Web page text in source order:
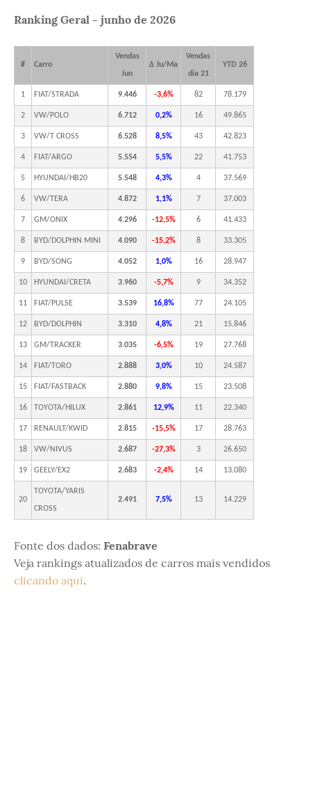
Ranking Geral - junho de 2026
# Carro
Vendas
Jun
Δ Ju/Ma
Vendas
dia 21
YTD 26
1 FIAT/STRADA 9.446 -3,6% 82 78.179
2 VW/POLO 6.712 0,2% 16 49.865
3 VW/T CROSS 6.528 8,5% 43 42.823
4 FIAT/ARGO 5.554 5,5% 22 41.753
5 HYUNDAI/HB20 5.548 4,3% 4 37.569
6 VW/TERA 4.872 1,1% 7 37.003
7 GM/ONIX 4.296 -12,5% 6 41.433
8 BYD/DOLPHIN MINI 4.090 -15,2% 8 33.305
9 BYD/SONG 4.052 1,0% 16 28.947
10 HYUNDAI/CRETA 3.960 -5,7% 9 34.352
11 FIAT/PULSE 3.539 16,8% 77 24.105
12 BYD/DOLPHIN 3.310 4,8% 21 15.846
13 GM/TRACKER 3.035 -6,5% 19 27.768
14 FIAT/TORO 2.888 3,0% 10 24.587
15 FIAT/FASTBACK 2.880 9,8% 15 23.508
16 TOYOTA/HILUX 2.861 12,9% 11 22.340
17 RENAULT/KWID 2.815 -15,5% 17 28.763
18 VW/NIVUS 2.687 -27,3% 3 26.650
19 GEELY/EX2 2.683 -2,4% 14 13.080
20
TOYOTA/YARIS
CROSS
2.491 7,5% 13 14.229
Fonte dos dados: Fenabrave
Veja rankings atualizados de carros mais vendidos
clicando aqui.